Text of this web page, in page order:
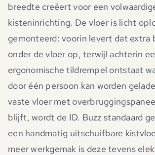
breedte creëert voor een
kisteninrichting. De vloer is licht
gemonteerd: voorin levert dat extra
onder de vloer op, terwijl achterin
ergonomische tildrempel ontstaat
door één persoon kan worden
vaste vloer met
blijft, wordt de ID. Buzz standaard
een handmatig uitschuifbare
meer werkgemak is deze tevens